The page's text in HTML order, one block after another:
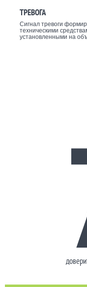
ТРЕВОГА
Сигнал тревоги
техническими
установленными на